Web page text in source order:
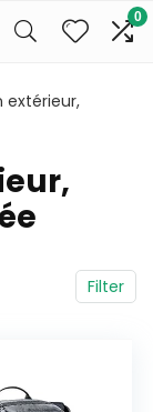
0
extérieur,
Filter